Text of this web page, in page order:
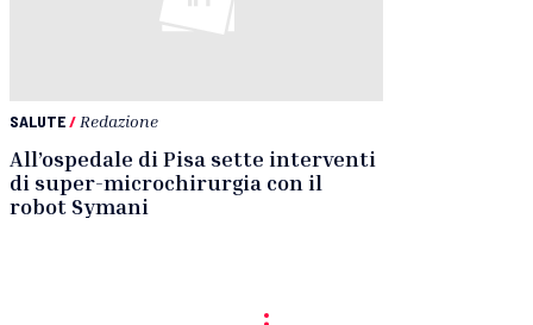
SALUTE/ Redazione
All’ospedale di Pisa sette interventi
di super-microchirurgia con il
robot Symani